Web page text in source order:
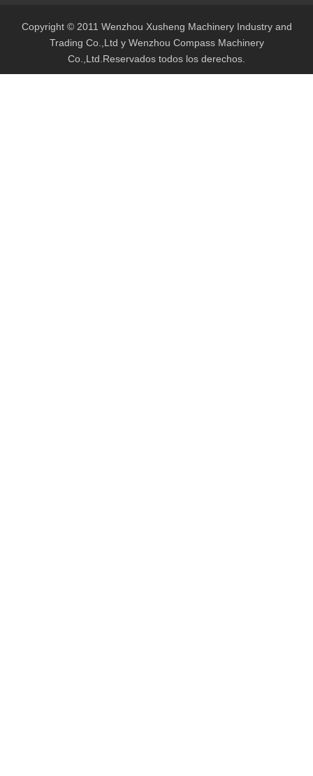
Copyright © 2011 Wenzhou Xusheng Machinery Industry and
Trading Co.,Ltd y Wenzhou Compass Machinery
Co.,Ltd.Reservados todos los derechos.